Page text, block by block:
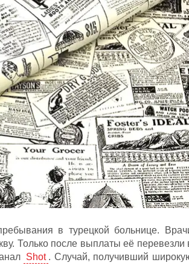
в турецкой больнице.
Только после выплаты её перевезли
Shot . Случай, получивший